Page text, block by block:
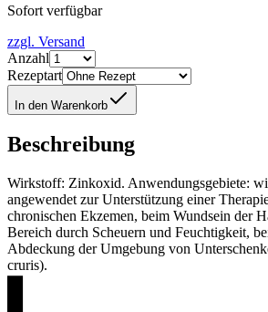
Sofort verfügbar
zzgl. Versand
Anzahl
Rezeptart
In den Warenkorb
Beschreibung
Wirkstoff: Zinkoxid. Anwendungsgebiete:
angewendet zur Unterstützung einer
chronischen Ekzemen, beim Wundsein der
Bereich durch Scheuern und Feuchtigkeit,
Abdeckung der Umgebung von
cruris).